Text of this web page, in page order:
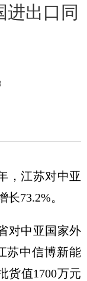
进出口同
，江苏对中亚
73.2%。
对中亚国家外
苏中信博新能
货值1700万元